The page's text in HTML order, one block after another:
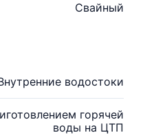
Свайный
водостоки
горячей
воды на ЦТП